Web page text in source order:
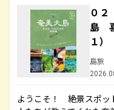
０
島
１
島旅
ようこそ！ 絶景スポッ